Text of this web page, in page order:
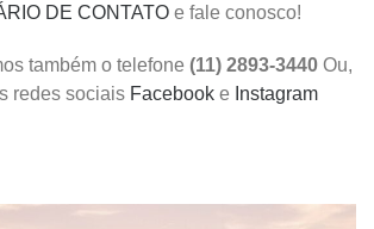
DE CONTATO e fale conosco!
também o telefone (11) 2893-3440 Ou,
redes sociais Facebook e Instagram